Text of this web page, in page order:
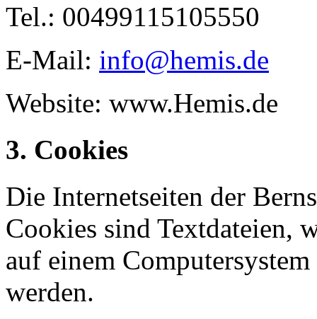
Tel.: 00499115105550
E-Mail: info@hemis.de
Website: www.Hemis.de
3. Cookies
Die Internetseiten der
Cookies sind Textdateien,
auf einem
werden.